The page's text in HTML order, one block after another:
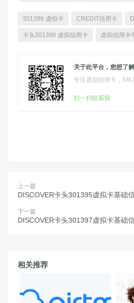
301396 虚拟卡 CREDIT信用卡
卡头301396 虚拟信用卡 虚拟信用卡
关于此平台，您想了
专注虚拟信用卡，5
扫一扫联系我
上一篇
DISCOVER卡头301395虚拟卡基础
下一篇
DISCOVER卡头301397虚拟卡基础
相关推荐